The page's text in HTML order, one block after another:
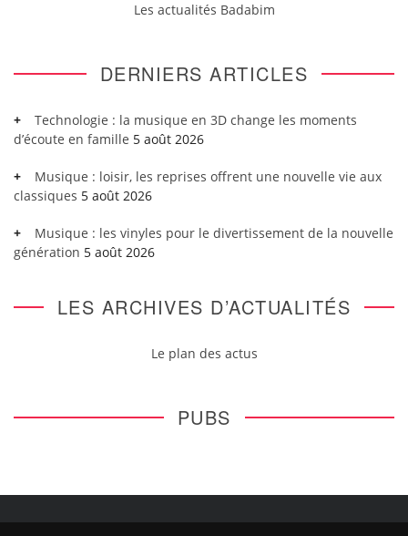
Les actualités Badabim
DERNIERS ARTICLES
Technologie : la musique en 3D change les moments
d’écoute en famille 5 août 2026
Musique : loisir, les reprises offrent une nouvelle vie aux
classiques 5 août 2026
Musique : les vinyles pour le divertissement de la nouvelle
génération 5 août 2026
LES ARCHIVES D’ACTUALITÉS
Le plan des actus
PUBS